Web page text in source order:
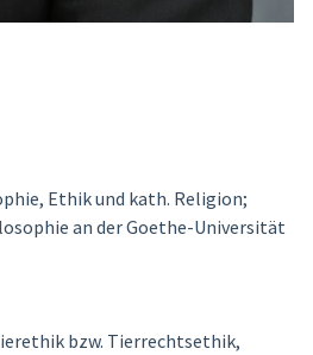
Ethik und kath. Religion;
an der Goethe-Universität
bzw. Tierrechtsethik,